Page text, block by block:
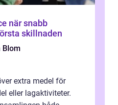
skillnaden
Blom
extra medel för
eller lagaktiviteter.